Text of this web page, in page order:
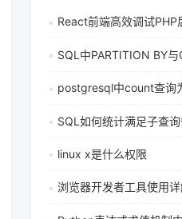
linux x是什么权限